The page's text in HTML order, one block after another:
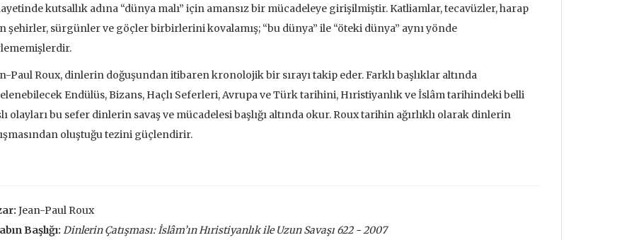
Üzerine
Penceresinden Bakmak
Monadoloji
kutsallık adına “dünya malı” için amansız bir mücadeleye girişilmiştir. Katliamlar, tecavüzler, harap
şehirler, sürgünler ve göçler birbirlerini kovalamış; “bu dünya” ile “öteki dünya” aynı yönde
Paul Roux, dinlerin doğuşundan itibaren kronolojik bir sırayı takip eder. Farklı başlıklar altında
Endülüs, Bizans, Haçlı Seferleri, Avrupa ve Türk tarihini, Hıristiyanlık ve İslâm tarihindeki belli
olayları bu sefer dinlerin savaş ve mücadelesi başlığı altında okur. Roux tarihin ağırlıklı olarak dinlerin
oluştuğu tezini güçlendirir.
Jean-Paul Roux
Başlığı: Dinlerin Çatışması:İslâm’ın Hıristiyanlık ile Uzun Savaşı 622 - 2007